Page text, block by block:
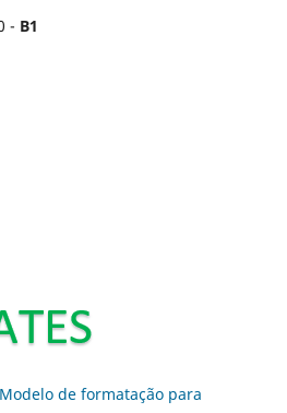
- B1
Modelo de formatação para